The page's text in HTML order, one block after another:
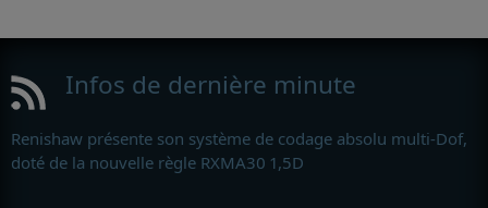
Infos de dernière minute
Renishaw présente son système de codage absolu multi-Dof,
doté de la nouvelle règle RXMA30 1,5D